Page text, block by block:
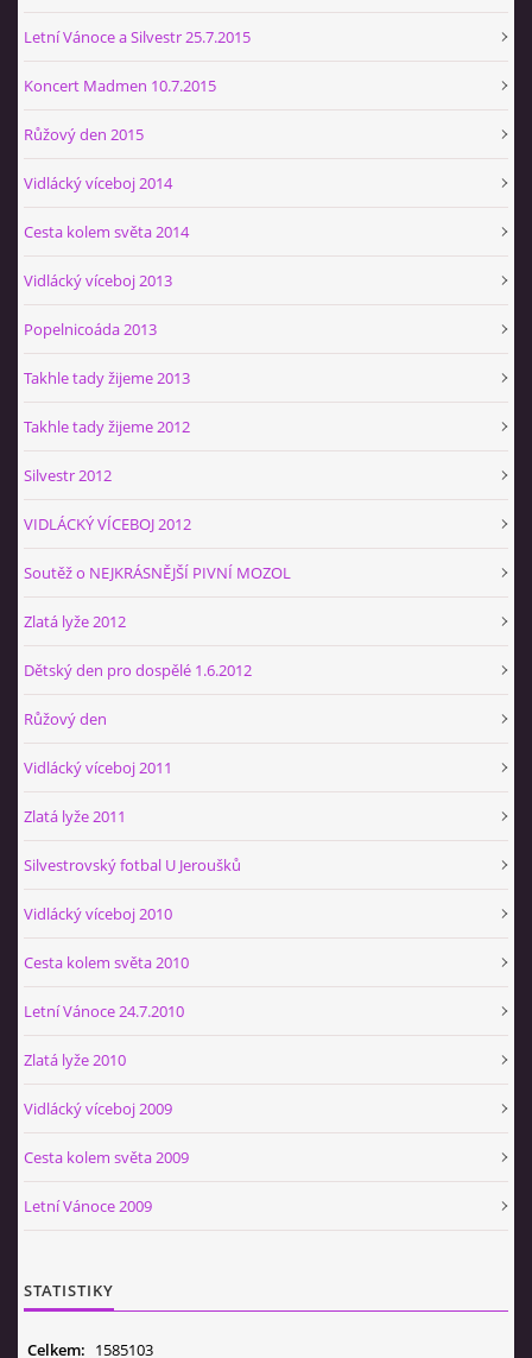
Letní Vánoce a Silvestr 25.7.2015
Koncert Madmen 10.7.2015
Růžový den 2015
Vidlácký víceboj 2014
Cesta kolem světa 2014
Vidlácký víceboj 2013
Popelnicoáda 2013
Takhle tady žijeme 2013
Takhle tady žijeme 2012
Silvestr 2012
VIDLÁCKÝ VÍCEBOJ 2012
Soutěž o NEJKRÁSNĚJŠÍ PIVNÍ MOZOL
Zlatá lyže 2012
Dětský den pro dospělé 1.6.2012
Růžový den
Vidlácký víceboj 2011
Zlatá lyže 2011
Silvestrovský fotbal U Jeroušků
Vidlácký víceboj 2010
Cesta kolem světa 2010
Letní Vánoce 24.7.2010
Zlatá lyže 2010
Vidlácký víceboj 2009
Cesta kolem světa 2009
Letní Vánoce 2009
STATISTIKY
Celkem: 1585103